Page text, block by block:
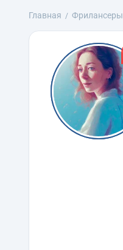
Главная Фрилансеры